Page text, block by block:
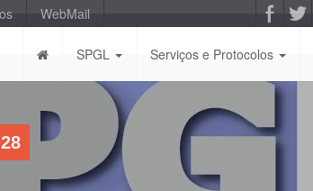
WebMail
SPGL Serviços e Protocolos